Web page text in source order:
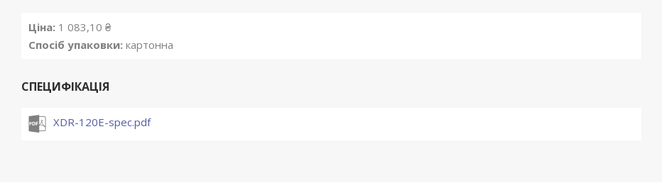
Ціна: 1 083,10 ₴
Спосіб упаковки: картонна
СПЕЦИФІКАЦІЯ
XDR-120E-spec.pdf